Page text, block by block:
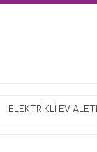
ELEKTRİKLİ EV